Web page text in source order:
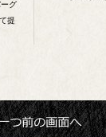
グ
提